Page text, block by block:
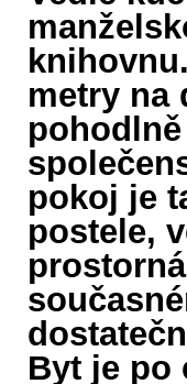
metry na
pokoj je
postele,
Byt je po